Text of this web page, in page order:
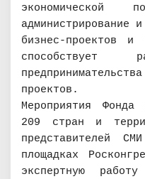
экономической
администрирование
бизнес-проектов и
способствует
проектов.
Мероприятия
209 стран и
представителей
площадках
экспертную